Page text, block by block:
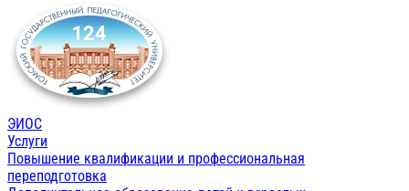
ЭИОС
Услуги
Повышение квалификации и профессиональная
переподготовка